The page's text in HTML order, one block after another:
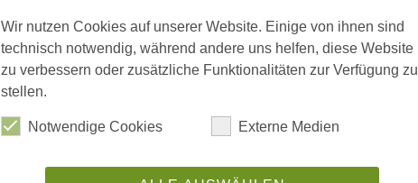
Wir nutzen Cookies auf unserer Website. Einige von ihnen sind
technisch notwendig, während andere uns helfen, diese Website
zu verbessern oder zusätzliche Funktionalitäten zur Verfügung zu
stellen.
Notwendige Cookies Externe Medien